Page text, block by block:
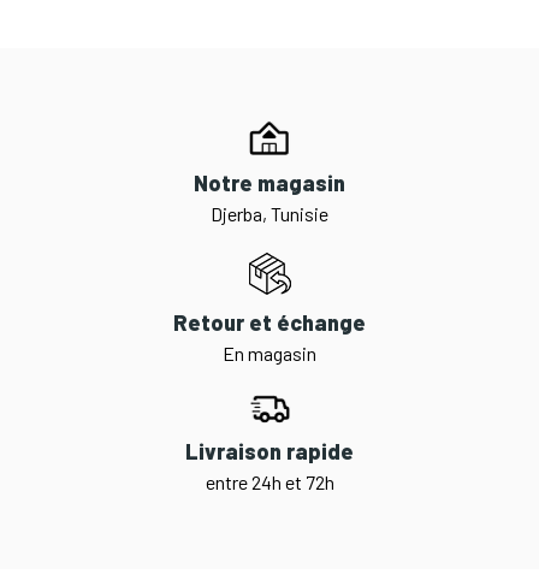
Notre magasin
Djerba, Tunisie
Retour et échange
En magasin
Livraison rapide
entre 24h et 72h